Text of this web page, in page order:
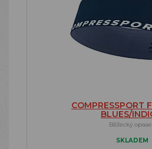
COMPRESSPORT
BLUES/
Běžecký
SKLADEM